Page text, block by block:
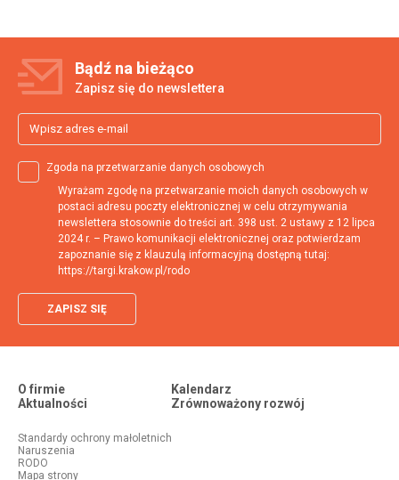
Bądź na bieżąco
Zapisz się do newslettera
Zgoda na przetwarzanie danych osobowych
Wyrażam zgodę na przetwarzanie moich danych osobowych w
postaci adresu poczty elektronicznej w celu otrzymywania
newslettera stosownie do treści art. 398 ust. 2 ustawy z 12 lipca
2024 r. – Prawo komunikacji elektronicznej oraz potwierdzam
zapoznanie się z klauzulą informacyjną dostępną tutaj:
https://targi.krakow.pl/rodo
ZAPISZ SIĘ
O firmie
Kalendarz
Aktualności
Zrównoważony rozwój
Menu dodatkowe (stopka #2)
Standardy ochrony małoletnich
Naruszenia
RODO
Mapa strony